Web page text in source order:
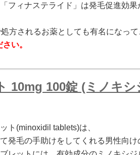
フィナステライド」は発毛促進効
方されるお薬としても有名になって
い。
10mg 100錠 (ミノキシ
ト(minoxidil tablets)は、
発毛の手助けをしてくれる男性向け